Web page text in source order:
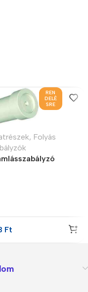
REN
DELÉ
SRE
, Folyás
Ft